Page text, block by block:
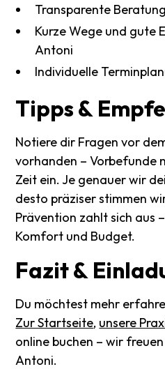
Transparente
Kurze Wege und gute
Antoni
Individuelle
Tipps &
Notiere dir Fragen vor
vorhanden – Vorbefunde
Zeit ein. Je genauer wir
desto präziser stimmen
Prävention zahlt sich aus
Komfort und Budget.
Fazit&
Du möchtest mehr
Zur Startseite, unsere
online buchen – wir
Antoni.